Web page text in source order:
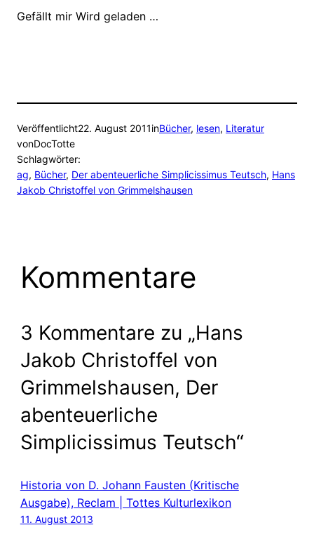
Gefällt mir Wird geladen …
Veröffentlicht22. August 2011inBücher, lesen, Literatur
vonDocTotte
Schlagwörter:
ag, Bücher, Der abenteuerliche Simplicissimus Teutsch, Hans
Jakob Christoffel von Grimmelshausen
Kommentare
3 Kommentare zu „Hans
Jakob Christoffel von
Grimmelshausen, Der
abenteuerliche
Simplicissimus Teutsch“
Historia von D. Johann Fausten (Kritische
Ausgabe), Reclam | Tottes Kulturlexikon
11. August 2013